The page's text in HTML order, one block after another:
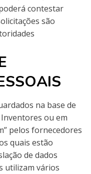
contestar
são
na base de
ou em
pelos fornecedores
quais estão
de dados
utilizam vários